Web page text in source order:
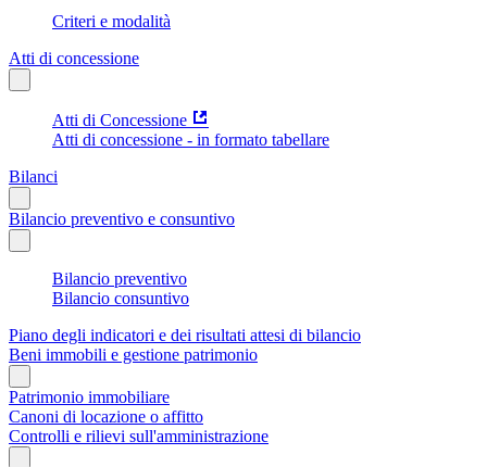
Criteri e modalità
Atti di concessione
Atti di Concessione
Atti di concessione - in formato tabellare
Bilanci
Bilancio preventivo e consuntivo
Bilancio preventivo
Bilancio consuntivo
Piano degli indicatori e dei risultati attesi di bilancio
Beni immobili e gestione patrimonio
Patrimonio immobiliare
Canoni di locazione o affitto
Controlli e rilievi sull'amministrazione